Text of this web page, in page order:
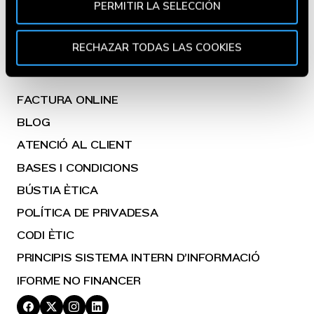
analíticos y para mostrarte información de tu interés.
Pincha enPolítica de Cookiespara más información.
Puedes aceptar todas las cookies pulsando el botón
"Rechazar todas las cookies". Si quieres configurarlas,
en laPolítica de Cookies
PERMITIR LA SELECCIÓN
RECHAZAR TODAS LAS COOKIES
FOODTRUCKS
GOIKOCINA
FACTURA ONLINE
BLOG
ATENCIÓ AL CLIENT
BASES I CONDICIONS
BÚSTIA ÈTICA
POLÍTICA DE PRIVADESA
CODI ÈTIC
PRINCIPIS SISTEMA INTERN D’INFORMACIÓ
IFORME NO FINANCER